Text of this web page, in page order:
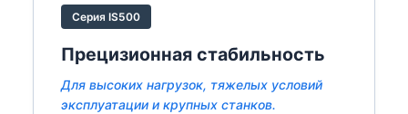
Серия IS500
Прецизионная стабильность
Для высоких нагрузок, тяжелых условий
эксплуатации и крупных станков.